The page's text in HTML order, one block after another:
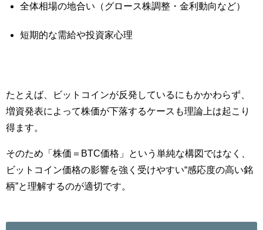
全体相場の地合い（グロース株調整・金利動向など）
短期的な需給や投資家心理
たとえば、ビットコインが反発しているにもかかわらず、
増資発表によって株価が下落するケースも理論上は起こり
得ます。
そのため「株価＝BTC価格」という単純な構図ではなく、
ビットコイン価格の影響を強く受けやすい“感応度の高い銘
柄”と理解するのが適切です。